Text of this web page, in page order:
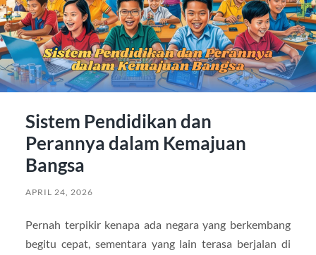
Sistem Pendidikan dan
Perannya dalam Kemajuan
Bangsa
APRIL 24, 2026
Pernah terpikir kenapa ada negara yang berkembang
begitu cepat, sementara yang lain terasa berjalan di